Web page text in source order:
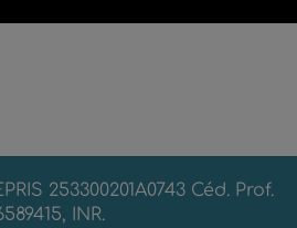
253300201A0743 Céd. Prof.
INR.